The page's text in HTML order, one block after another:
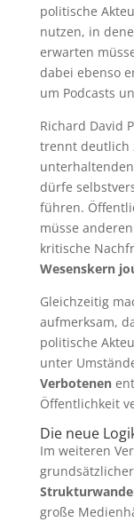
politische
nutzen, in
erwarten
dabei ebenso
um Podcasts
Richard David
trennt deutlich
dürfe
führen.
müsse
kritische
Wesenskern
Gleichzeitig
aufmerksam,
politische
unter
Verbotenen
Öffentlichkeit
Die neue
Im weiteren
große